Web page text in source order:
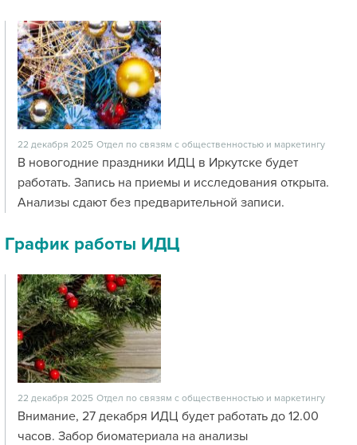
22 декабря 2025 Отдел по связям с общественностью и маркетингу
В новогодние праздники ИДЦ в Иркутске будет
работать. Запись на приемы и исследования открыта.
Анализы сдают без предварительной записи.
График работы ИДЦ
22 декабря 2025 Отдел по связям с общественностью и маркетингу
Внимание, 27 декабря ИДЦ будет работать до 12.00
часов. Забор биоматериала на анализы